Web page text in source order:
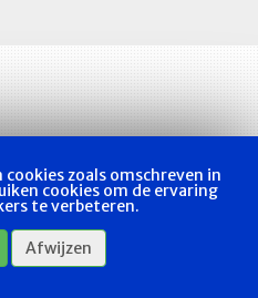
cookies zoals omschreven in
cookies om de ervaring
te verbeteren.
Afwijzen